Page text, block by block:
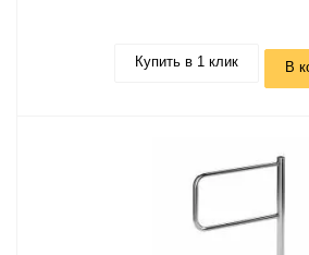
Купить в 1 клик В